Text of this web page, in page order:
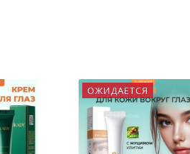
ОЖИДАЕТСЯ